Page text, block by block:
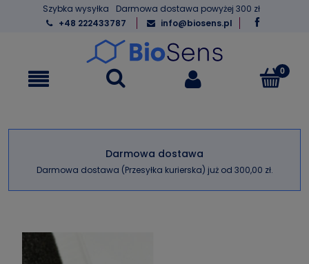
Szybka wysyłka
Darmowa dostawa powyżej 300 zł
+48 222433787
info@biosens.pl
Darmowa dostawa
Darmowa dostawa (Przesyłka kurierska) już od 300,00 zł.